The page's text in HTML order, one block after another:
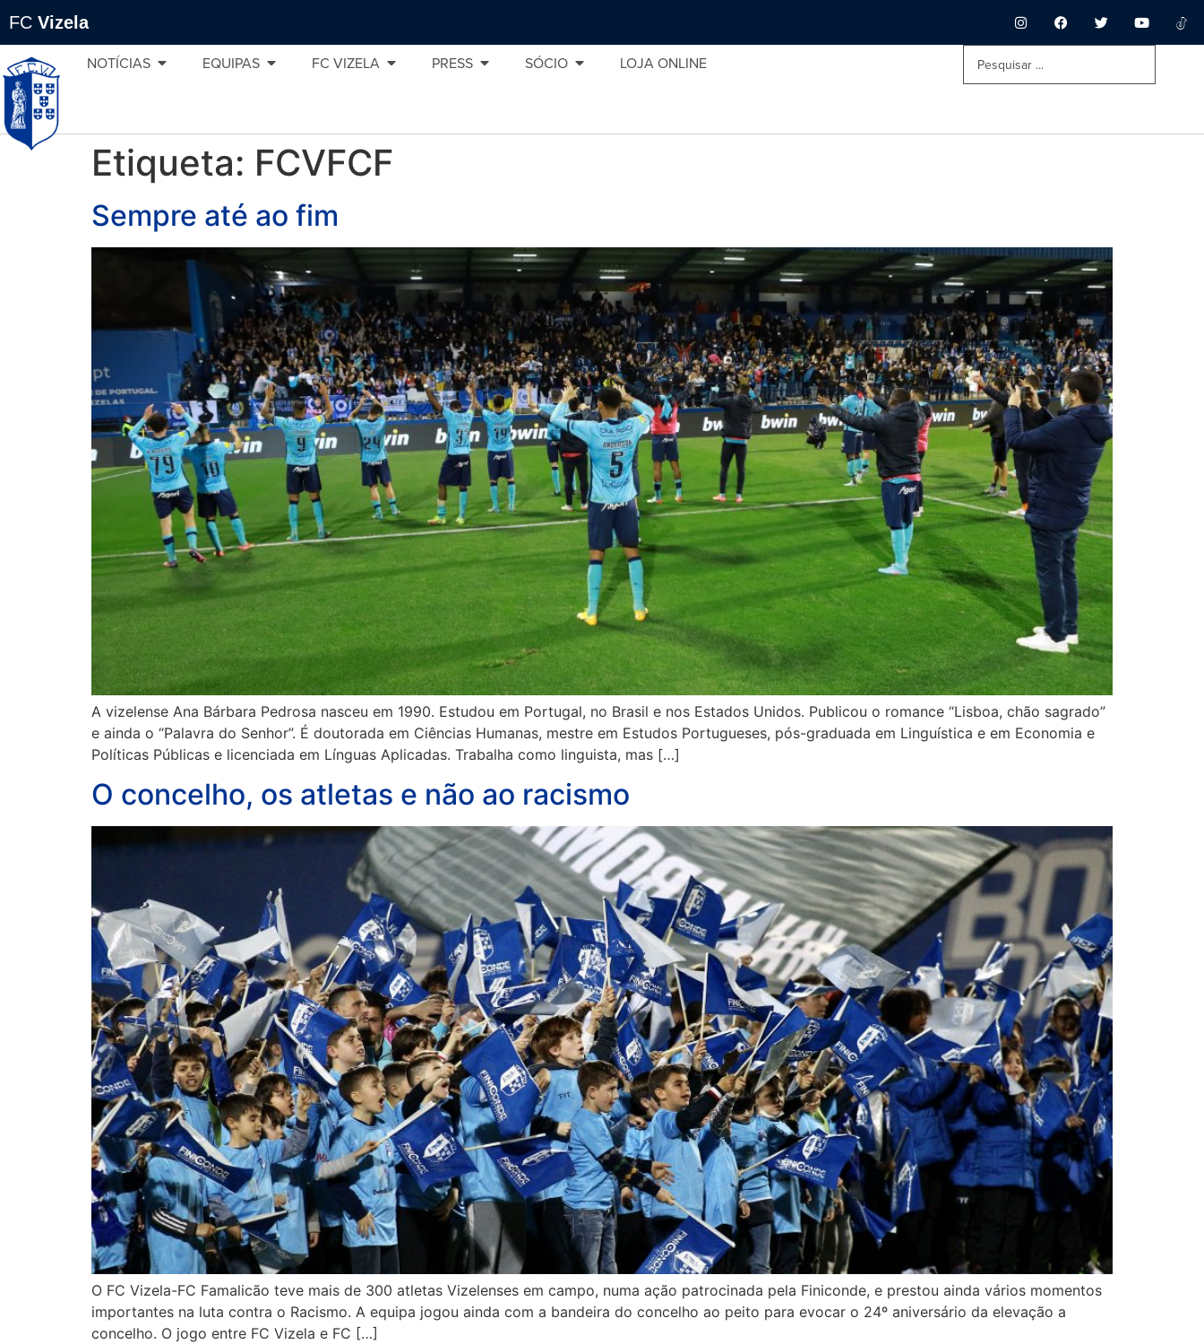
FC Vizela
NOTÍCIAS EQUIPAS FC VIZELA PRESS SÓCIO LOJA ONLINE
Etiqueta: FCVFCF
Sempre até ao fim
A vizelense Ana Bárbara Pedrosa nasceu em 1990. Estudou em Portugal, no Brasil e nos Estados Unidos. Publicou o romance “Lisboa, chão sagrado”
e ainda o “Palavra do Senhor”. É doutorada em Ciências Humanas, mestre em Estudos Portugueses, pós-graduada em Linguística e em Economia e
Políticas Públicas e licenciada em Línguas Aplicadas. Trabalha como linguista, mas […]
O concelho, os atletas e não ao racismo
O FC Vizela-FC Famalicão teve mais de 300 atletas Vizelenses em campo, numa ação patrocinada pela Finiconde, e prestou ainda vários momentos
importantes na luta contra o Racismo. A equipa jogou ainda com a bandeira do concelho ao peito para evocar o 24º aniversário da elevação a
concelho. O jogo entre FC Vizela e FC […]